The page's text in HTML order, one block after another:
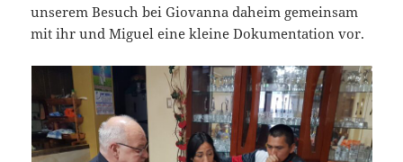
unserem Besuch bei Giovanna daheim gemeinsam
mit ihr und Miguel eine kleine Dokumentation vor.